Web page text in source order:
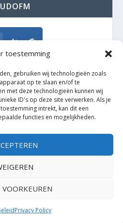
toestemming
gebruiken wij technologieën zoals
op te slaan en/of te
met deze technologieën kunnen wij
ID's op deze site verwerken. Als je
intrekt, kan dit een
functies en mogelijkheden.
VOORKEUREN
Privacy Policy
TrudoFM
Themes| Mogelijk gemaakt door